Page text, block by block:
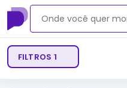
FILTROS 1